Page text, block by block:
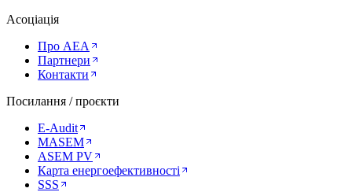
Асоціація
Про AEA
Партнери
Контакти
Посилання / проєкти
E-Audit
MASEM
ASEM PV
Карта енергоефективності
SSS